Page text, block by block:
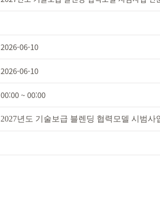
2026-06-10
2026-06-10
00:00 ~ 00:00
2027년도 기술보급 블렌딩 협력모델 시범사